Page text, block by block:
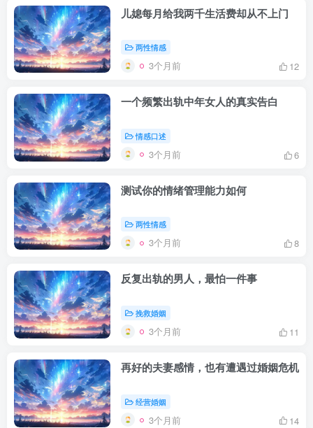
儿媳每月给我两千生活费却从不上门
两性情感
3个月前 12
一个频繁出轨中年女人的真实告白
情感口述
3个月前 6
测试你的情绪管理能力如何
两性情感
3个月前 8
反复出轨的男人，最怕一件事
挽救婚姻
3个月前 11
再好的夫妻感情，也有遭遇过婚姻危机
经营婚姻
3个月前 14